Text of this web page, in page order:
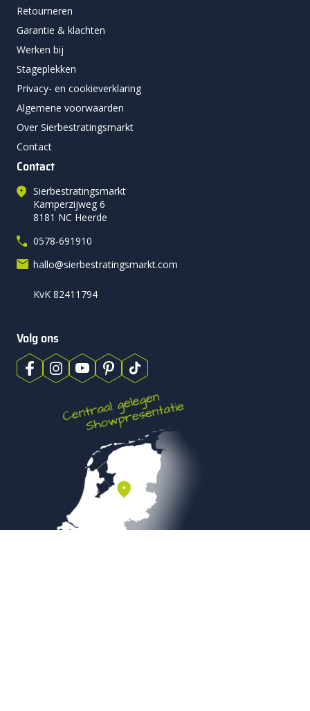
Retourneren
Garantie & klachten
Werken bij
Stageplekken
Privacy- en cookieverklaring
Algemene voorwaarden
Over Sierbestratingsmarkt
Contact
Contact
Sierbestratingsmarkt
Kamperzijweg 6
8181 NC Heerde
0578-691910
hallo@sierbestratingsmarkt.com
KvK 82411794
Volg ons